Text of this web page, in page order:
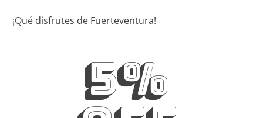
¡Qué disfrutes de Fuerteventura!
5%